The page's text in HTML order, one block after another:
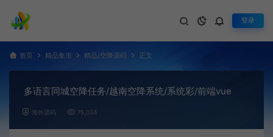
登录
首页 精品集市 精品/空降源码 正文
多语言同城空降任务/越南空降系统/系统彩/前端vue
海外源码 75,034